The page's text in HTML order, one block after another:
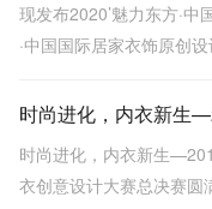
现发布2020’魅力东方·
·中国国际居家衣饰原创
时尚进化，内衣新生
衣创意设计大赛总决赛圆